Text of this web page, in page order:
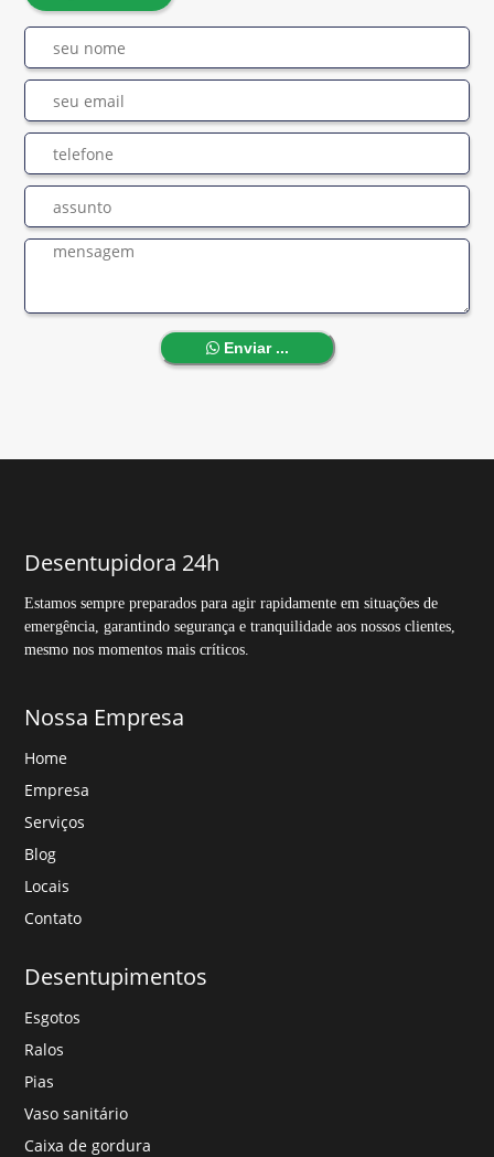
Enviar ...
Desentupidora 24h
Estamos sempre preparados para agir rapidamente em situações de
emergência, garantindo segurança e tranquilidade aos nossos clientes,
mesmo nos momentos mais críticos.
Nossa Empresa
Home
Empresa
Serviços
Blog
Locais
Contato
Desentupimentos
Esgotos
Ralos
Pias
Vaso sanitário
Caixa de gordura